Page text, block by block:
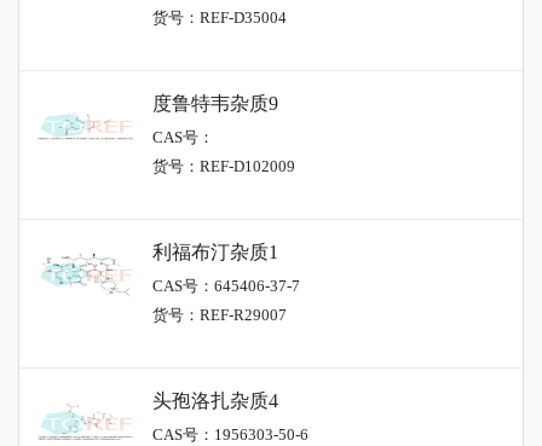
货号：REF-D35004
度鲁特韦杂质9
CAS号：
货号：REF-D102009
利福布汀杂质1
CAS号：645406-37-7
货号：REF-R29007
头孢洛扎杂质4
CAS号：1956303-50-6